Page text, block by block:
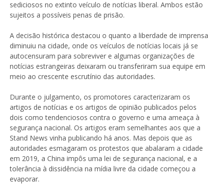
sediciosos no extinto veículo de notícias liberal. Ambos estão
sujeitos a possíveis penas de prisão.
A decisão histórica destacou o quanto a liberdade de imprensa
diminuiu na cidade, onde os veículos de notícias locais já se
autocensuram para sobreviver e algumas organizações de
notícias estrangeiras deixaram ou transferiram sua equipe em
meio ao crescente escrutínio das autoridades.
Durante o julgamento, os promotores caracterizaram os
artigos de notícias e os artigos de opinião publicados pelos
dois como tendenciosos contra o governo e uma ameaça à
segurança nacional. Os artigos eram semelhantes aos que a
Stand News vinha publicando há anos. Mas depois que as
autoridades esmagaram os protestos que abalaram a cidade
em 2019, a China impôs uma lei de segurança nacional, e a
tolerância à dissidência na mídia livre da cidade começou a
evaporar.